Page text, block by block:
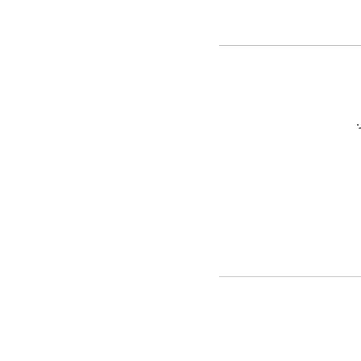
"There have been